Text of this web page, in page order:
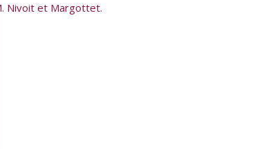
Nivoit et Margottet.